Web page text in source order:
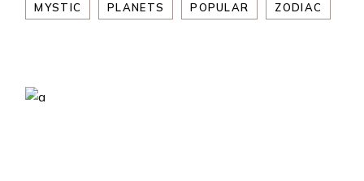
MYSTIC PLANETS POPULAR ZODIAC